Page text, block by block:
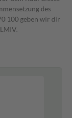
des
100 geben wir dir